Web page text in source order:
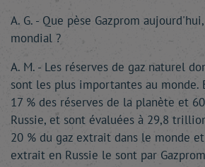
A. G. - Que pèse Gazprom
mondial ?
A. M. - Les réserves de gaz naturel
sont les plus importantes au monde.
17 % des réserves de la planète et
Russie, et sont évaluées à 29,8
20 % du gaz extrait dans le monde
extrait en Russie le sont par